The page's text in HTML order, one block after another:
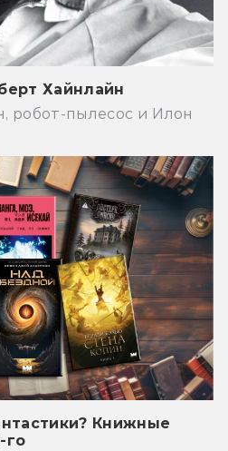
Хайнлайн
робот-пылесос и Илон
Книжные
го